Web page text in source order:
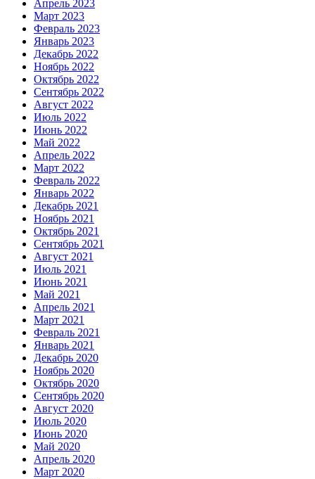
Апрель 2023
Март 2023
Февраль 2023
Январь 2023
Декабрь 2022
Ноябрь 2022
Октябрь 2022
Сентябрь 2022
Август 2022
Июль 2022
Июнь 2022
Май 2022
Апрель 2022
Март 2022
Февраль 2022
Январь 2022
Декабрь 2021
Ноябрь 2021
Октябрь 2021
Сентябрь 2021
Август 2021
Июль 2021
Июнь 2021
Май 2021
Апрель 2021
Март 2021
Февраль 2021
Январь 2021
Декабрь 2020
Ноябрь 2020
Октябрь 2020
Сентябрь 2020
Август 2020
Июль 2020
Июнь 2020
Май 2020
Апрель 2020
Март 2020